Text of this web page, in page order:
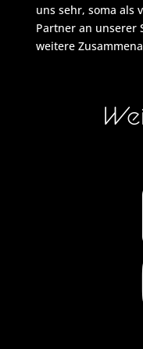
uns sehr, soma als
Partner an unserer
weitere